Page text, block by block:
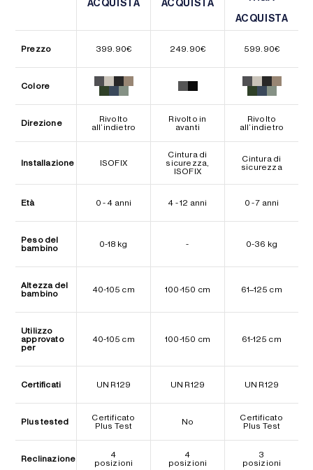
ACQUISTA
ACQUISTA
ACQUISTA
ACQUISTA
Prezzo 399.90€ 249.90€ 599.90€
Colore
Direzione
Rivolto
all’indietro
Rivolto in
avanti
Rivolto
all’indietro
Installazione ISOFIX
Cintura di
sicurezza,
ISOFIX
Cintura di
sicurezza
Età 0 - 4 anni 4 - 12 anni 0 - 7 anni
Peso del
bambino
0-18 kg - 0-36 kg
Altezza del
bambino
40-105 cm 100-150 cm 61–125 cm
Utilizzo
approvato
per
40-105 cm 100-150 cm 61-125 cm
Certificati UN R129 UN R129 UN R129
Plus tested
Certificato
Plus Test
No
Certificato
Plus Test
Reclinazione
4
posizioni
4
posizioni
3
posizioni